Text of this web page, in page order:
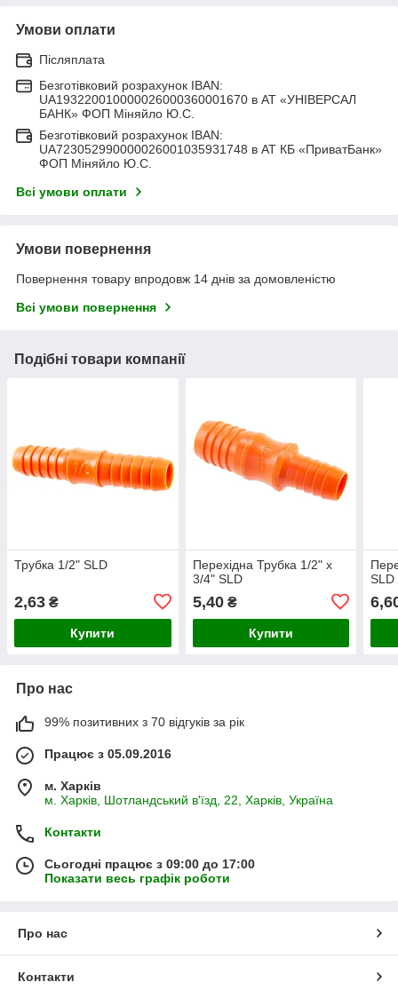
Умови оплати
Післяплата
Безготівковий розрахунок IBAN:
UA193220010000026000360001670 в АТ «УНІВЕРСАЛ
БАНК» ФОП Міняйло Ю.С.
Безготівковий розрахунок IBAN:
UA723052990000026001035931748 в АТ КБ «ПриватБанк»
ФОП Міняйло Ю.С.
Всі умови оплати
Умови повернення
Повернення товару впродовж 14 днів за домовленістю
Всі умови повернення
Подібні товари компанії
Трубка 1/2" SLD
2,63 ₴
Купити
Перехідна Трубка 1/2" x
3/4" SLD
5,40₴
Купити
SLD
Про нас
99% позитивних з 70 відгуків за рік
Працює з 05.09.2016
м. Харків
м. Харків, Шотландський в'їзд, 22, Харків, Україна
Контакти
Сьогодні працює з 09:00 до 17:00
Показати весь графік роботи
Про нас
Контакти